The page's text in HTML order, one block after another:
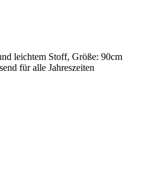
leichtem Stoff, Größe: 90cm
für alle Jahreszeiten